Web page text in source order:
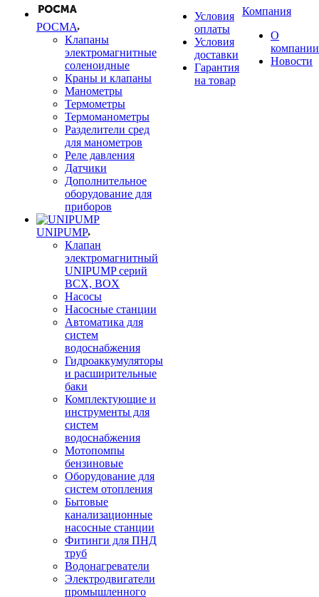
РОСМА
Клапаны
электромагнитные
соленоидные
Краны и клапаны
Манометры
Термометры
Термоманометры
Разделители сред
для манометров
Реле давления
Датчики
Дополнительное
оборудование для
приборов
UNIPUMP
Клапан
электромагнитный
UNIPUMP серий
BCX, BOX
Насосы
Насосные станции
Автоматика для
систем
водоснабжения
Гидроаккумуляторы
и расширительные
баки
Комплектующие и
инструменты для
систем
водоснабжения
Мотопомпы
бензиновые
Оборудование для
систем отопления
Бытовые
канализационные
насосные станции
Фитинги для ПНД
труб
Водонагреватели
Электродвигатели
промышленного
Условия
оплаты
Условия
доставки
Гарантия
на товар
Компания
О
компании
Новости